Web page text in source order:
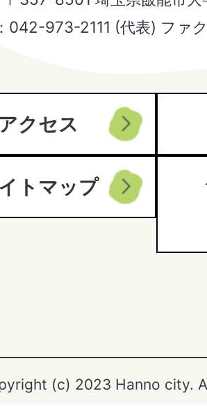
Hanno
042-973-2111 (代表) ファ
アクセス
トマップ
(c) 2023 Hanno city.